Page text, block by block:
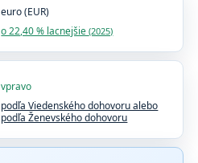
euro (EUR)
o 22,40 % lacnejšie(2025)
vpravo
podľa Viedenského dohovoru alebo
podľa Ženevského dohovoru